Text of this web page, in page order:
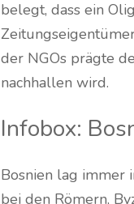
belegt, dass ein
der NGOs prägte
nachhallen wird.
Infobox:
Bosnien lag immer
bei den Römern,